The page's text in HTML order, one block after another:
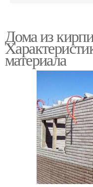
доме
Дома из
материала